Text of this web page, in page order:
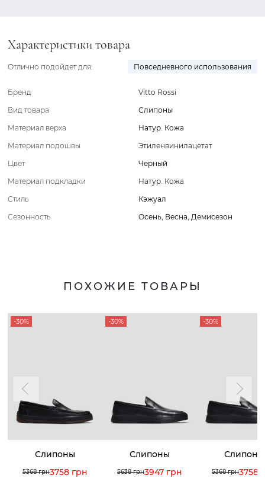
Характеристики товара
Отлично подойдет для: Повседневного использования
Бренд
Vitto Rossi
Вид товара
Слипоны
Материал верха
Натур. Кожа
Материал подошвы
Этиленвинилацетат
Цвет
Черный
Материал подкладки
Натур. Кожа
Стиль
Кэжуал
Сезонность
Осень, Весна, Демисезон
ПОХОЖИЕ ТОВАРЫ
-30%
Слипоны
5368 грн3758 грн
-30%
Слипоны
5638 грн3947 грн
-30%
Слипоны
5368 грн3758